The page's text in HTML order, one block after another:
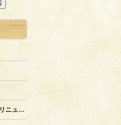
メロンのパンナコッタがリニューアル